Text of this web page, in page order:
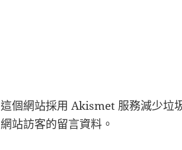
這個網站採用 Akismet 服務減少垃
網站訪客的留言資料 。